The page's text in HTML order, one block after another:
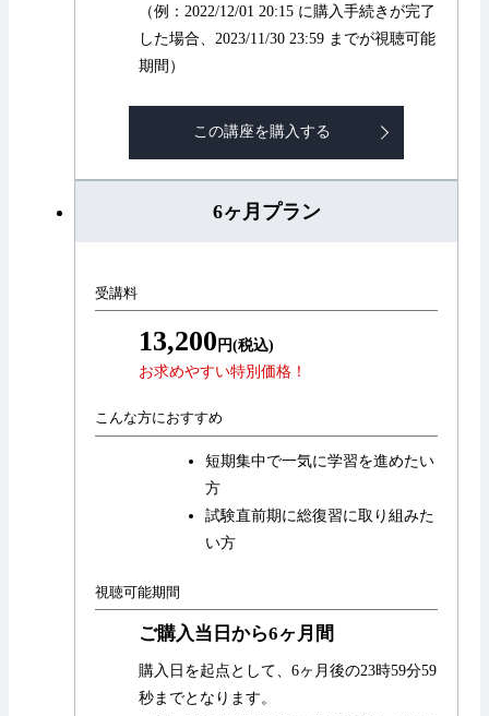
（例：2022/12/01 20:15 に購入手続きが完了
した場合、2023/11/30 23:59 までが視聴可能
期間）
この講座を購入する
6ヶ月プラン
受講料
13,200 円(税込)
お求めやすい特別価格！
こんな方におすすめ
短期集中で一気に学習を進めたい
方
試験直前期に総復習に取り組みた
い方
視聴可能期間
ご購入当日から6ヶ月間
購入日を起点として、6ヶ月後の23時59分59
秒までとなります。